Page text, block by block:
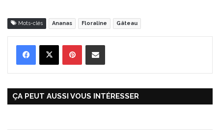
Mots-clés Ananas Floraline Gâteau
ÇA PEUT AUSSI VOUS INTÉRESSER